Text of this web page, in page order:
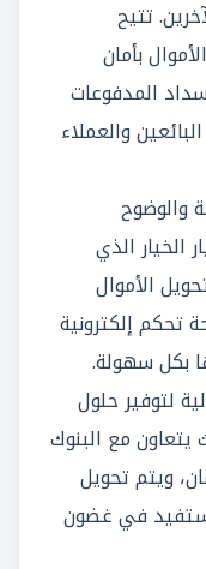
تتيح
بأمان
المدفوعات
والعملاء
والوضوح
الخيار الذي
الأموال
تحكم إلكترونية
بكل سهولة.
لتوفير حلول
يتعاون مع البنوك
ويتم تحويل
في غضون